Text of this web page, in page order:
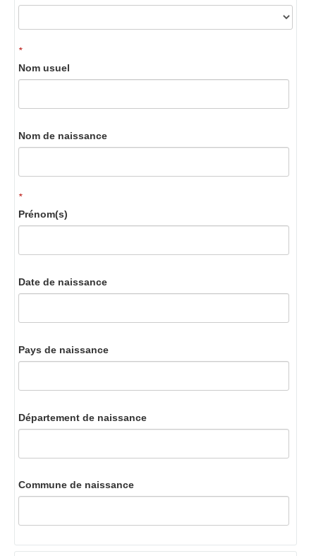
*
Nom usuel
Nom de naissance
*
Prénom(s)
Date de naissance
Pays de naissance
Département de naissance
Commune de naissance